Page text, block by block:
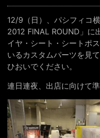
12/9（日）、パシフィコ
2012 FINAL ROUND」に
イヤ・シート・シートポ
いるカスタムパーツを見
ひおいでください。
連日連夜、出店に向けて